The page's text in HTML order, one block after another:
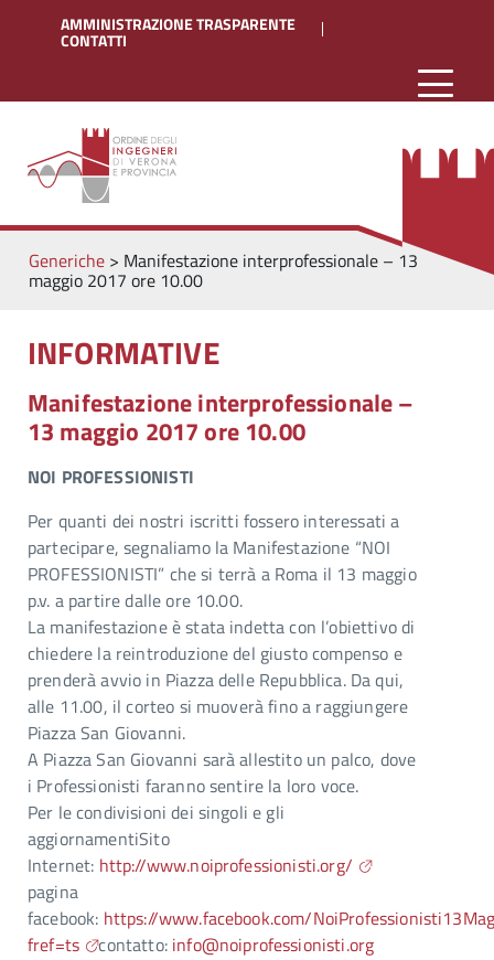
AMMINISTRAZIONE TRASPARENTE
CONTATTI
Generiche> Manifestazione interprofessionale – 13
maggio 2017 ore 10.00
INFORMATIVE
Manifestazione interprofessionale –
13 maggio 2017 ore 10.00
NOI PROFESSIONISTI
Per quanti dei nostri iscritti fossero interessati a
partecipare, segnaliamo la Manifestazione “NOI
PROFESSIONISTI” che si terrà a Roma il 13 maggio
p.v. a partire dalle ore 10.00.
La manifestazione è stata indetta con l’obiettivo di
chiedere la reintroduzione del giusto compenso e
prenderà avvio in Piazza delle Repubblica. Da qui,
alle 11.00, il corteo si muoverà fino a raggiungere
Piazza San Giovanni.
A Piazza San Giovanni sarà allestito un palco, dove
i Professionisti faranno sentire la loro voce.
Per le condivisioni dei singoli e gli
aggiornamentiSito
Internet: http://www.noiprofessionisti.org/
pagina
facebook: https://www.facebook.com/
fref=ts
contatto: info@noiprofessionisti.org